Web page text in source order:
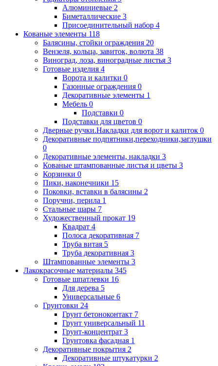
Алюминиевые 2
Биметаллические 3
Присоединительный набор 4
Кованые элементы 118
Балясины, стойки ограждения 20
Вензеля, кольца, завиток, волюта 38
Виноград, лоза, виноградные листья 3
Готовые изделия 4
Ворота и калитки 0
Газонные ограждения 0
Декоративные элементы 1
Мебель 0
Подставки 0
Подставки для цветов 0
Дверные ручки.Накладки для ворот и калиток 0
Декоративные подпятники,переходники,заглушки
0
Декоративные элементы, накладки 3
Кованые штампованные листья и цветы 3
Корзинки 0
Пики, наконечники 15
Поковки, вставки в балясины 2
Поручни, перила 1
Стальные шары 7
Художественный прокат 19
Квадрат 4
Полоса декоративная 7
Труба витая 5
Труба декоративная 3
Штампованные элементы 3
Лакокрасочные материалы 345
Готовые шпатлевки 16
Для дерева 5
Универсальные 6
Грунтовки 24
Грунт бетоноконтакт 7
Грунт универсальный 11
Грунт-концентрат 3
Грунтовка фасадная 1
Декоративные покрытия 2
Декоративные штукатурки 2